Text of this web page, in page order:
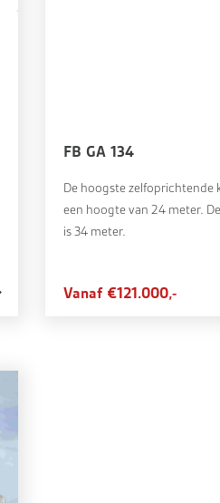
FB GA 134
De hoogste zelfoprichtende
een hoogte van 24 meter.
is 34 meter.
Vanaf €121.000,-